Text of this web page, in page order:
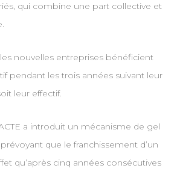
qui combine une part collective et
nouvelles entreprises bénéficient
pendant les trois années suivant leur
leur effectif.
a introduit un mécanisme de gel
prévoyant que le franchissement d’un
qu’après cinq années consécutives